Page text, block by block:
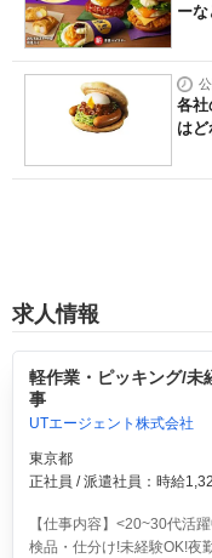
ー
各
は
求人情報
軽作業・ピッキング/未
事
UTエージェント株式会社
東京都
正社員 / 派遣社員：時給
【仕事内容】<20~30代活
検品・仕分け!未経験OK!夜